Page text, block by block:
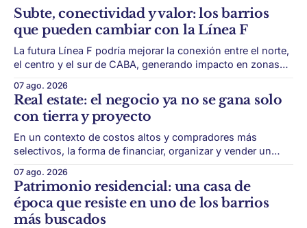
Subte, conectividad y valor: los barrios
que pueden cambiar con la Línea F
La futura Línea F podría mejorar la conexión entre el norte,
el centro y el sur de CABA, generando impacto en zonas
transporte puede cambiar el mapa inmobiliario de una
ciudad. La futura Línea F del subte busca mejorar la
conexión
07 ago. 2026
Real estate: el negocio ya no se gana solo
con tierra y proyecto
En un contexto de costos altos y compradores más
selectivos, la forma de financiar, organizar y vender un
éxito de un desarrollo inmobiliario ya no depende solo de
conseguir un buen terreno. En un mercado más exigente,
la estructura financiera, legal
07 ago. 2026
Patrimonio residencial: una casa de
época que resiste en uno de los barrios
más buscados